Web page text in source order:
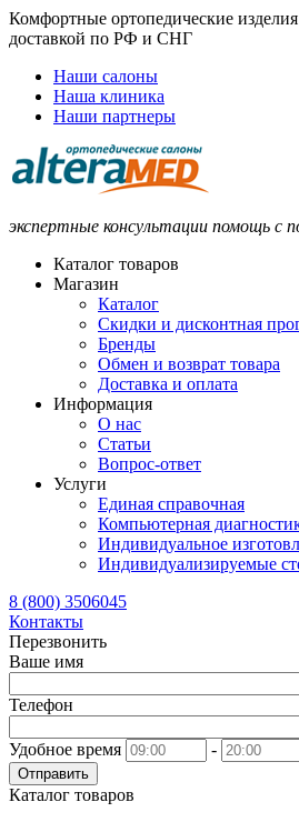
Комфортные ортопедические
доставкой по РФ и СНГ
Наши салоны
Наша клиника
Наши партнеры
экспертные консультации помощь с
Каталог товаров
Магазин
Каталог
Скидки и дисконтная
Бренды
Обмен и возврат товара
Доставка и оплата
Информация
О нас
Статьи
Вопрос-ответ
Услуги
Единая справочная
Компьютерная
Индивидуальное
Индивидуализируемые
8 (800) 3506045
Контакты
Перезвонить
Ваше имя
Телефон
Удобное время -
Отправить
Каталог товаров